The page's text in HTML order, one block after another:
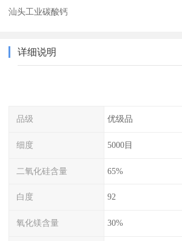
汕头工业碳酸钙
详细说明
品级 优级品
细度 5000目
二氧化硅含量 65%
白度 92
氧化镁含量 30%